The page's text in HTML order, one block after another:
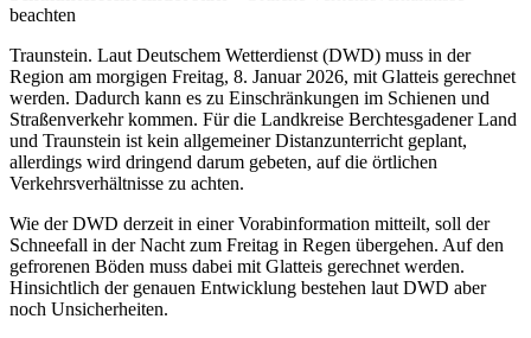
beachten
Traunstein. Laut Deutschem Wetterdienst (DWD) muss in der
Region am morgigen Freitag, 8. Januar 2026, mit Glatteis gerechnet
werden. Dadurch kann es zu Einschränkungen im Schienen und
Straßenverkehr kommen. Für die Landkreise Berchtesgadener Land
und Traunstein ist kein allgemeiner Distanzunterricht geplant,
allerdings wird dringend darum gebeten, auf die örtlichen
Verkehrsverhältnisse zu achten.
Wie der DWD derzeit in einer Vorabinformation mitteilt, soll der
Schneefall in der Nacht zum Freitag in Regen übergehen. Auf den
gefrorenen Böden muss dabei mit Glatteis gerechnet werden.
Hinsichtlich der genauen Entwicklung bestehen laut DWD aber
noch Unsicherheiten.